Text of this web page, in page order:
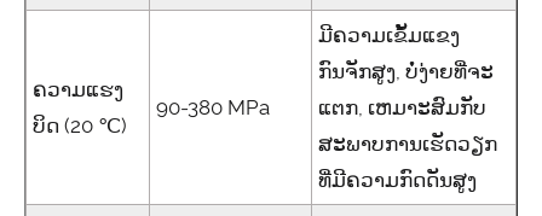
ຄວາມແຮງ
ບິດ (20 ℃)
90-380 MPa
ມີຄວາມເຂັ້ມແຂງ
ກົນຈັກສູງ, ບໍ່ງ່າຍທີ່ຈະ
ແຕກ, ເຫມາະສົມກັບ
ສະພາບການເຮັດວຽກ
ທີ່ມີຄວາມກົດດັນສູງ